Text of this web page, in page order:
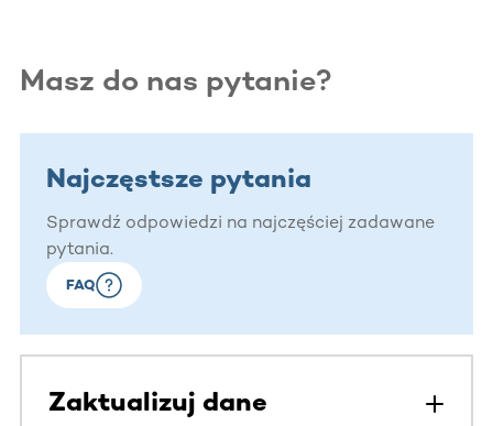
Masz do nas pytanie?
Najczęstsze pytania
Sprawdź odpowiedzi na najczęściej zadawane
pytania.
FAQ
Zaktualizuj dane